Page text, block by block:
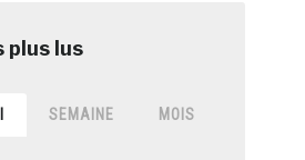
SEMAINE MOIS